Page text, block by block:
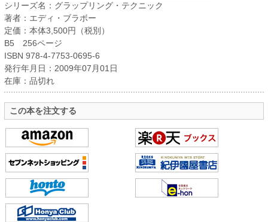
シリーズ名：グラップリング・テクニック
著者：エディ・ブラボー
定価：本体3,500円（税別）
B5 256ページ
ISBN 978-4-7753-0695-6
発行年月日：2009年07月01日
在庫：品切れ
この本を注文する